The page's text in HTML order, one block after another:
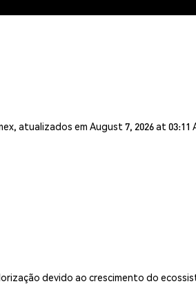
atualizados em August 7, 2026 at 03:11
devido ao crescimento do